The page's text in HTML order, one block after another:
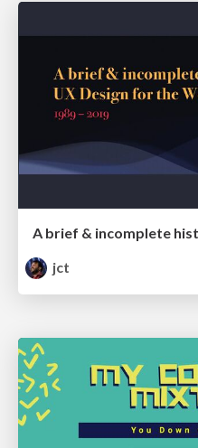
jct